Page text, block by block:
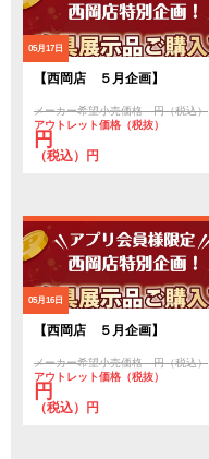
05月17日
【西岡店 ５月企画】
メーカー希望小売価格 円（税込）
アウトレット価格（税抜）
円
（税込）円
05月16日
【西岡店 ５月企画】
メーカー希望小売価格 円（税込）
アウトレット価格（税抜）
円
（税込）円